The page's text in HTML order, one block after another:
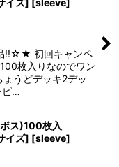
!!☆★ 初回キャンペ
枚入りなのでワン
うどデッキ2デッ
ピ…
ボス)100枚入
イズ] [sleeve]